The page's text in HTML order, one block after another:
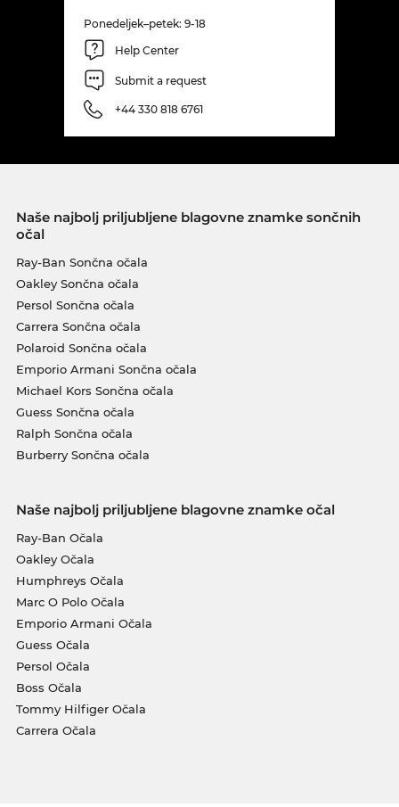
Ponedeljek–petek: 9-18
Help Center
Submit a request
+44 330 818 6761
Naše najbolj priljubljene blagovne znamke sončnih
očal
Ray-Ban Sončna očala
Oakley Sončna očala
Persol Sončna očala
Carrera Sončna očala
Polaroid Sončna očala
Emporio Armani Sončna očala
Michael Kors Sončna očala
Guess Sončna očala
Ralph Sončna očala
Burberry Sončna očala
Naše najbolj priljubljene blagovne znamke očal
Ray-Ban Očala
Oakley Očala
Humphreys Očala
Marc O Polo Očala
Emporio Armani Očala
Guess Očala
Persol Očala
Boss Očala
Tommy Hilfiger Očala
Carrera Očala